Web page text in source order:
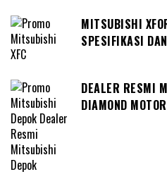
MITSUBISHI
SPESIFIKASI
DEALER RESMI
DIAMOND